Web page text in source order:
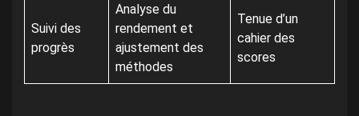
Suivi des
progrès
Analyse du
rendement et
ajustement des
méthodes
Tenue d’un
cahier des
scores